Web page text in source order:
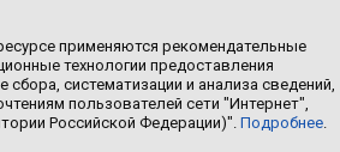
применяются рекомендательные
технологии предоставления
систематизации и анализа сведений,
пользователей сети "Интернет",
Российской Федерации)". Подробнее.